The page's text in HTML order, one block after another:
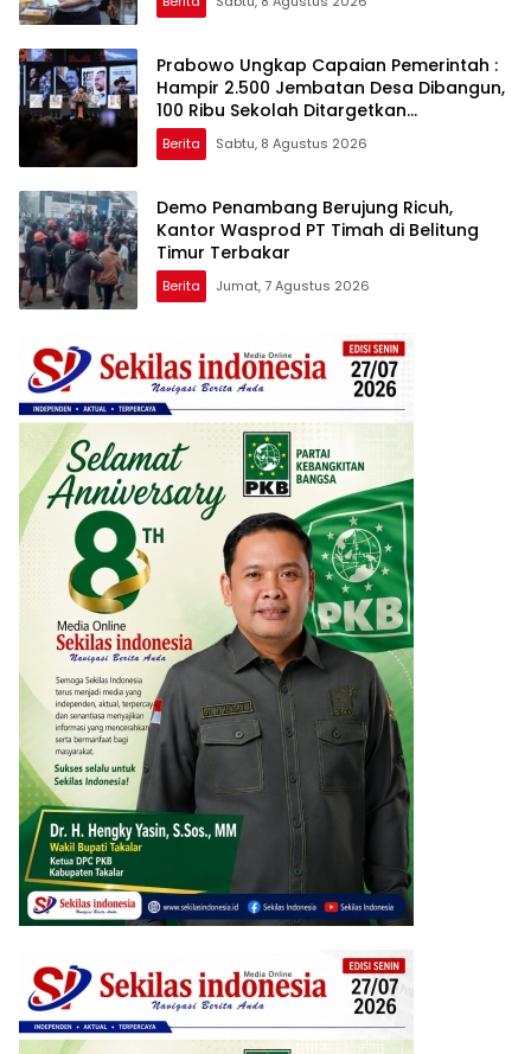
Prabowo Ungkap Capaian Pemerintah :
Hampir 2.500 Jembatan Desa Dibangun,
100 Ribu Sekolah Ditargetkan
Direvitalisasi
Berita Sabtu, 8 Agustus 2026
Demo Penambang Berujung Ricuh,
Kantor Wasprod PT Timah di Belitung
Timur Terbakar
Berita Jumat, 7 Agustus 2026